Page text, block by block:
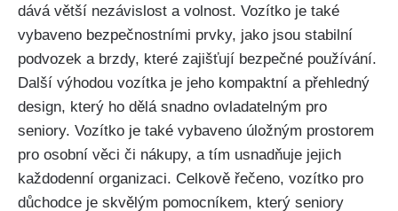
dává větší nezávislost a volnost. Vozítko je také
vybaveno bezpečnostními prvky, jako jsou stabilní
podvozek a brzdy, které zajišťují bezpečné používání.
Další výhodou vozítka je jeho kompaktní a přehledný
design, který ho dělá snadno ovladatelným pro
seniory. Vozítko je také vybaveno úložným prostorem
pro osobní věci či nákupy, a tím usnadňuje jejich
každodenní organizaci. Celkově řečeno, vozítko pro
důchodce je skvělým pomocníkem, který seniory